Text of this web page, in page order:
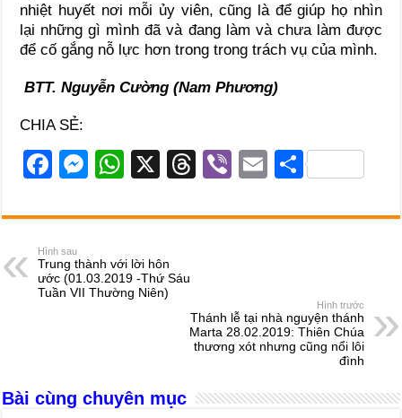
nhiệt huyết nơi mỗi ủy viên, cũng là để giúp họ nhìn
lại những gì mình đã và đang làm và chưa làm được
để cố gắng nỗ lực hơn trong trong trách vụ của mình.
BTT. Nguyễn Cường (Nam Phương)
CHIA SẺ:
F
c
e
b
o
M
ss
n
g
W
at
A
p
X
T
e
s
Vi
er
E
ail
S
ar
Hình sau
Trung thành với lời hôn
ước (01.03.2019 -Thứ Sáu
Tuần VII Thường Niên)
Hình trước
Thánh lễ tại nhà nguyện thánh
Marta 28.02.2019: Thiên Chúa
thương xót nhưng cũng nổi lôi
đình
Bài cùng chuyên mục